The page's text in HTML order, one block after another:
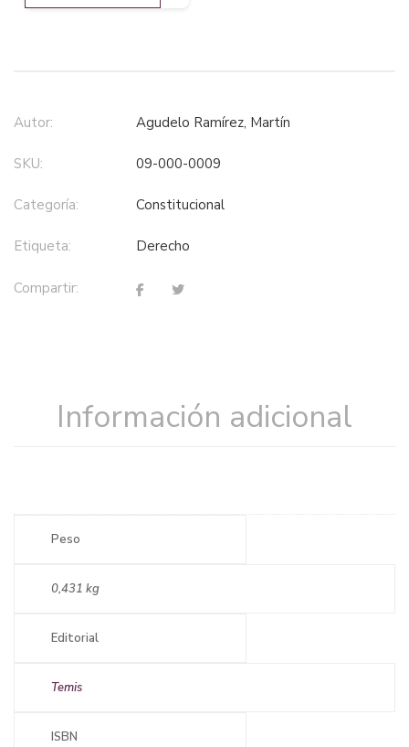
Autor: Agudelo Ramírez, Martín
SKU: 09-000-0009
Categoría: constitucional
Etiqueta: derecho
Compartir:
Información adicional
Peso
0,431 kg
Editorial
Temis
ISBN